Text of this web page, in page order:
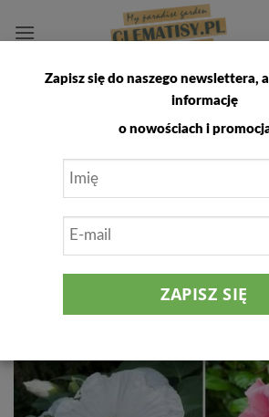
FILTRUJ
Zapisz się do naszego newslettera,
informację
o nowościach i